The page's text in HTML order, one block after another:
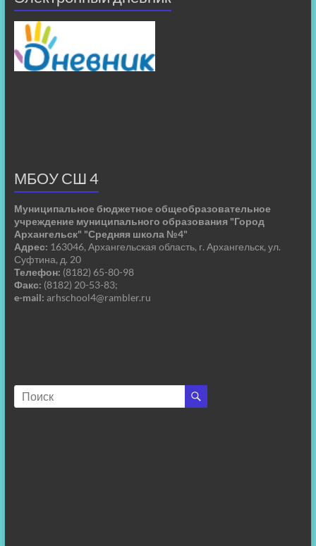
МБОУ СШ 4
Муниципальное бюджетное общеобразовательное
учреждение муниципального образования "Город
Архангельск" "Средняя школа №4"
Адрес: 163046, Архангельская область, г. Архангельск, ул.
Суфтина, д. 20
Телефон: (8182) 65-80-98
Факс: (8182) 20-53-83;
e-mail: arhschool4@rambler.ru